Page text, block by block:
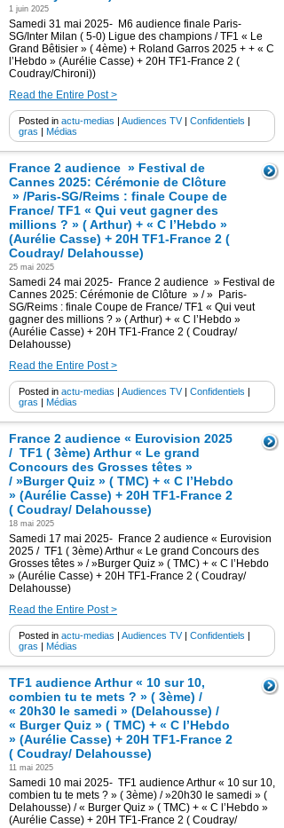
1 juin 2025
Samedi 31 mai 2025- M6 audience finale Paris-
SG/Inter Milan ( 5-0) Ligue des champions / TF1 « Le
Grand Bêtisier » ( 4ème) + Roland Garros 2025 + + « C
l’Hebdo » (Aurélie Casse) + 20H TF1-France 2 (
Coudray/Chironi))
Read the Entire Post >
Posted in actu-medias | Audiences TV| Confidentiels |
gras | Médias
France 2 audience » Festival de
Cannes 2025: Cérémonie de Clôture
» /Paris-SG/Reims : finale Coupe de
France/ TF1 « Qui veut gagner des
millions ? » ( Arthur) + « C l’Hebdo »
(Aurélie Casse) + 20H TF1-France 2 (
Coudray/ Delahousse)
25 mai 2025
Samedi 24 mai 2025- France 2 audience » Festival de
Cannes 2025: Cérémonie de Clôture » / » Paris-
SG/Reims : finale Coupe de France/ TF1 « Qui veut
gagner des millions ? » ( Arthur) + « C l’Hebdo »
(Aurélie Casse) + 20H TF1-France 2 ( Coudray/
Delahousse)
Read the Entire Post >
Posted in actu-medias | Audiences TV| Confidentiels |
gras | Médias
France 2 audience « Eurovision 2025
/ TF1 ( 3ème) Arthur « Le grand
Concours des Grosses têtes »
/ »Burger Quiz » ( TMC) + « C l’Hebdo
» (Aurélie Casse) + 20H TF1-France 2
( Coudray/ Delahousse)
18 mai 2025
Samedi 17 mai 2025- France 2 audience « Eurovision
2025 / TF1 ( 3ème) Arthur « Le grand Concours des
Grosses têtes » / »Burger Quiz » ( TMC) + « C l’Hebdo
» (Aurélie Casse) + 20H TF1-France 2 ( Coudray/
Delahousse)
Read the Entire Post >
Posted in actu-medias | Audiences TV| Confidentiels |
gras | Médias
TF1 audience Arthur « 10 sur 10,
combien tu te mets ? » ( 3ème) /
« 20h30 le samedi » (Delahousse) /
« Burger Quiz » ( TMC) + « C l’Hebdo
» (Aurélie Casse) + 20H TF1-France 2
( Coudray/ Delahousse)
11 mai 2025
Samedi 10 mai 2025- TF1 audience Arthur « 10 sur 10,
combien tu te mets ? » ( 3ème) / »20h30 le samedi » (
Delahousse) / « Burger Quiz » ( TMC) + « C l’Hebdo »
(Aurélie Casse) + 20H TF1-France 2 ( Coudray/